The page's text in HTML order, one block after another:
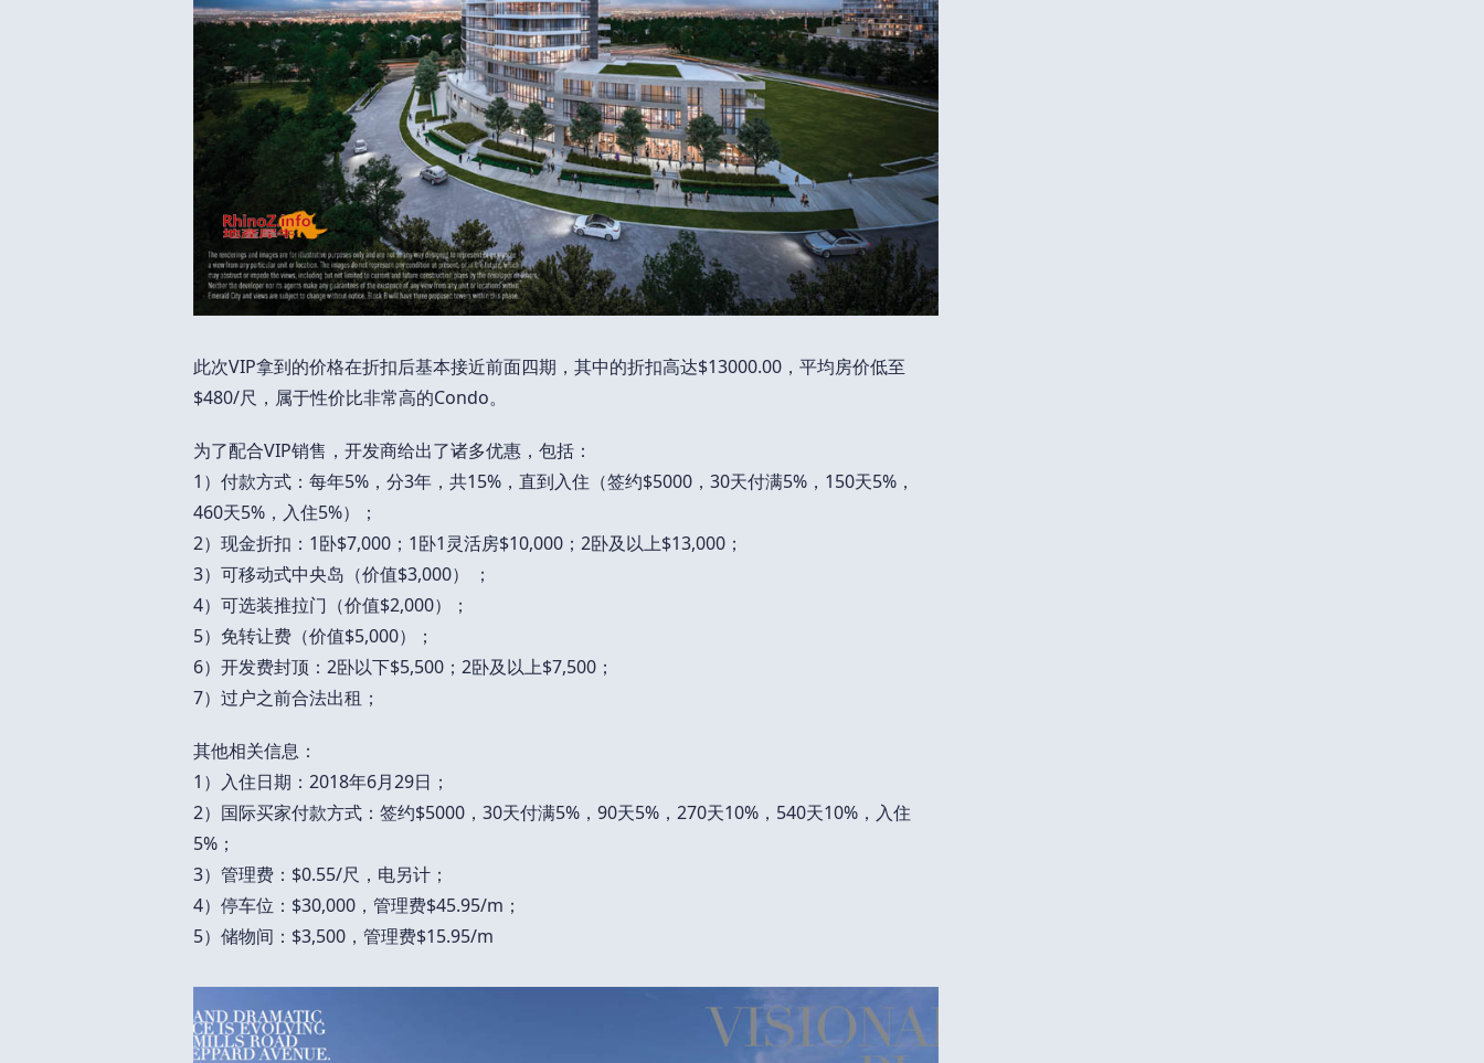
此次VIP拿到的价格在折扣后基本接近前面四期，其中的折扣高达$13000.00，平均房价低至
$480/尺，属于性价比非常高的Condo。
为了配合VIP销售，开发商给出了诸多优惠，包括：
1）付款方式：每年5%，分3年，共15%，直到入住（签约$5000，30天付满5%，150天5%，
460天5%，入住5%）；
2）现金折扣：1卧$7,000；1卧1灵活房$10,000；2卧及以上$13,000；
3）可移动式中央岛（价值$3,000） ；
4）可选装推拉门（价值$2,000）；
5）免转让费（价值$5,000）；
6）开发费封顶：2卧以下$5,500；2卧及以上$7,500；
7）过户之前合法出租；
其他相关信息：
1）入住日期：2018年6月29日；
2）国际买家付款方式：签约$5000，30天付满5%，90天5%，270天10%，540天10%，入住
5%；
3）管理费：$0.55/尺，电另计；
4）停车位：$30,000，管理费$45.95/m；
5）储物间：$3,500，管理费$15.95/m